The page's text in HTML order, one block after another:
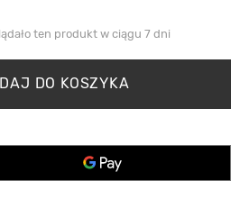
ten produkt w ciągu 7 dni
DO KOSZYKA